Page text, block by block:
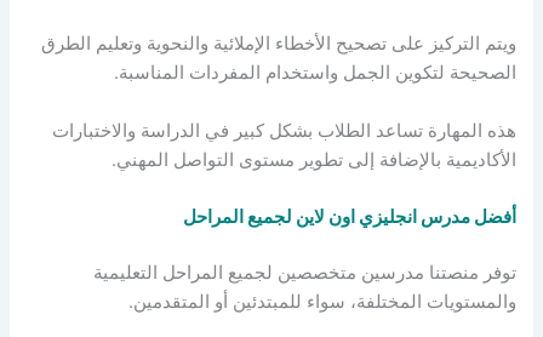
ويتم التركيز على تصحيح الأخطاء الإملائية والنحوية وتعليم الطرق
الصحيحة لتكوين الجمل واستخدام المفردات المناسبة.
هذه المهارة تساعد الطلاب بشكل كبير في الدراسة والاختبارات
الأكاديمية بالإضافة إلى تطوير مستوى التواصل المهني.
أفضل مدرس انجليزي اون لاين لجميع المراحل
توفر منصتنا مدرسين متخصصين لجميع المراحل التعليمية
والمستويات المختلفة، سواء للمبتدئين أو المتقدمين.